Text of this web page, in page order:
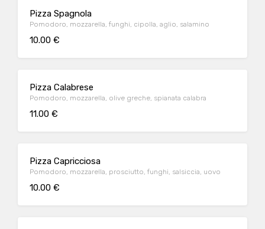
Pizza Spagnola
Pomodoro, mozzarella, funghi, cipolla, aglio, salamino
10.00 €
Pizza Calabrese
Pomodoro, mozzarella, olive greche, spianata calabra
11.00 €
Pizza Capricciosa
Pomodoro, mozzarella, prosciutto, funghi, salsiccia, uovo
10.00 €